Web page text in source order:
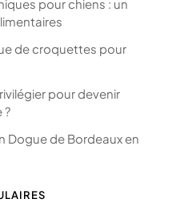
pour chiens : un
de croquettes pour
pour devenir
?
Dogue de Bordeaux en